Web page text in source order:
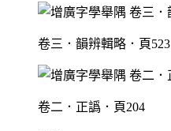
卷三．韻辨輯略．頁523
卷二．正譌．頁204